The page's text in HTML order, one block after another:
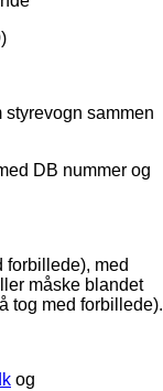
sammen
DB nummer og
forbillede), med
måske blandet
tog med forbillede).
og